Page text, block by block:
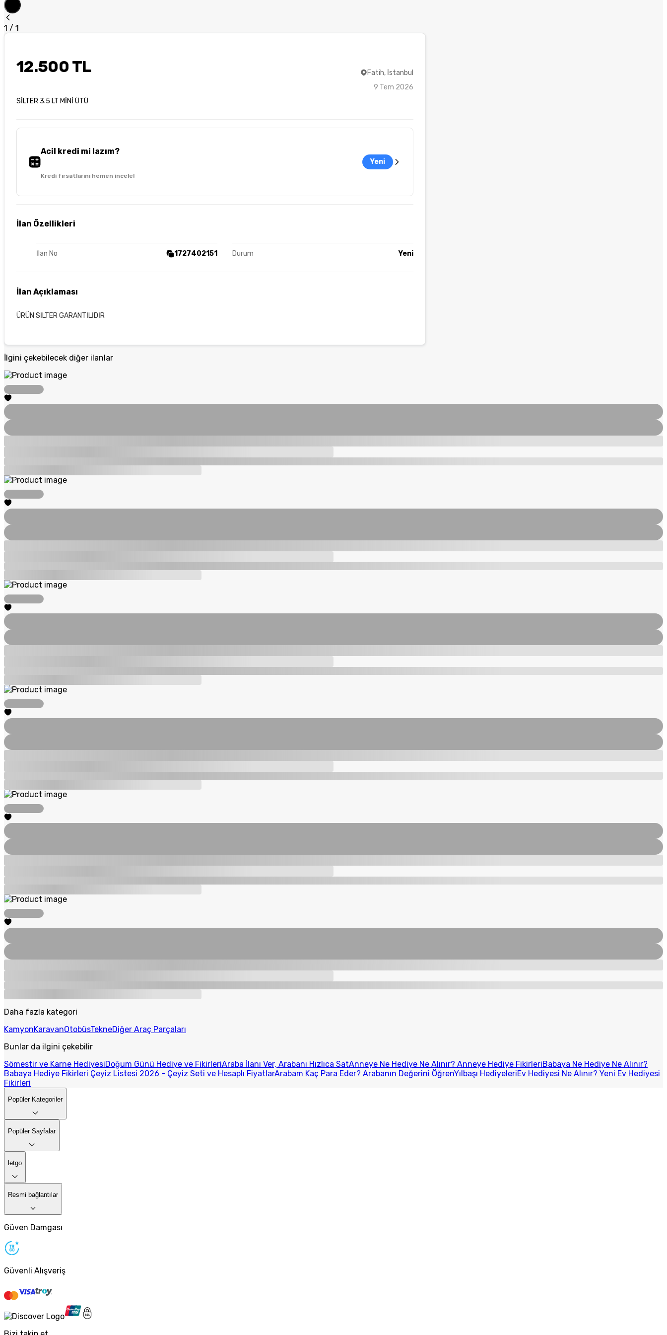
1 / 1
12.500 TL
SİLTER 3.5 LT MİNİ ÜTÜ
Fatih, İstanbul
9 Tem 2026
Acil kredi mi lazım?
Kredi fırsatlarını hemen incele!
Yeni
İlan Özellikleri
İlan No 1727402151 Durum Yeni
İlan Açıklaması
ÜRÜN SİLTER GARANTİLİDİR
İlgini çekebilecek diğer ilanlar
Daha fazla kategori
KamyonKaravanOtobüsTekneDiğer Araç Parçaları
Bunlar da ilgini çekebilir
Sömestir ve Karne HediyesiDoğum Günü Hediye ve FikirleriAraba İlanı Ver, Arabanı Hızlıca SatAnneye Ne Hediye Ne Alınır? Anneye Hediye FikirleriBabaya Ne Hediye Ne Alınır?
Babaya Hediye Fikirleri Çeyiz Listesi 2026 - Çeyiz Seti ve Hesaplı FiyatlarArabam Kaç Para Eder? Arabanın Değerini ÖğrenYılbaşı HediyeleriEv Hediyesi Ne Alınır? Yeni Ev Hediyesi
Fikirleri
Popüler Kategoriler
Popüler Sayfalar
letgo
Resmi bağlantılar
Güven Damgası
Güvenli Alışveriş